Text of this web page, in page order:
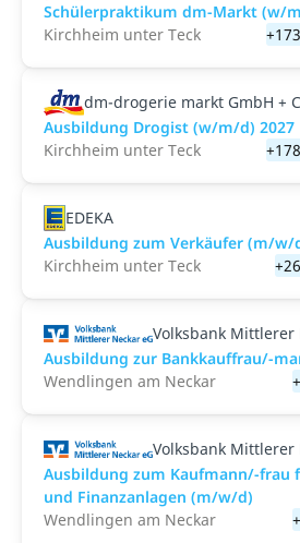
Schülerpraktikum dm-Markt (w/
Kirchheim unter Teck
dm-drogerie markt GmbH +
Ausbildung Drogist (w/m/d) 2027
Kirchheim unter Teck
EDEKA
Ausbildung zum Verkäufer (m/w/
Kirchheim unter Teck
Volksbank Mittlerer
Ausbildung zur Bankkauffrau/-
Wendlingen am Neckar
Volksbank Mittlerer
Ausbildung zum Kaufmann/-frau
und Finanzanlagen (m/w/d)
Wendlingen am Neckar